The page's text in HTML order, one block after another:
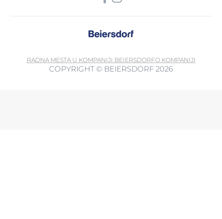
RADNA MESTA U KOMPANIJI BEIERSDORFO KOMPANIJI
COPYRIGHT © BEIERSDORF 2026